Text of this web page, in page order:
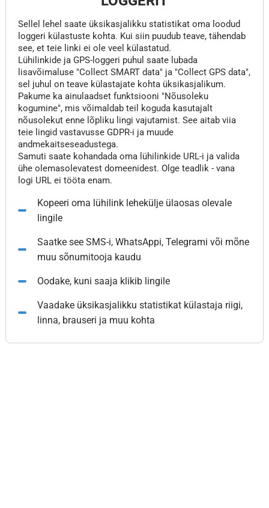
Sellel lehel saate üksikasjalikku statistikat oma loodud
loggeri külastuste kohta. Kui siin puudub teave, tähendab
see, et teie linki ei ole veel külastatud.
Lühilinkide ja GPS-loggeri puhul saate lubada
lisavõimaluse "Collect SMART data" ja "Collect GPS data",
sel juhul on teave külastajate kohta üksikasjalikum.
Pakume ka ainulaadset funktsiooni "Nõusoleku
kogumine", mis võimaldab teil koguda kasutajalt
nõusolekut enne lõpliku lingi vajutamist. See aitab viia
teie lingid vastavusse GDPR-i ja muude
andmekaitseseadustega.
Samuti saate kohandada oma lühilinkide URL-i ja valida
ühe olemasolevatest domeenidest. Olge teadlik - vana
logi URL ei tööta enam.
Kopeeri oma lühilink lehekülje ülaosas olevale
lingile
Saatke see SMS-i, WhatsAppi, Telegrami või mõne
muu sõnumitooja kaudu
Oodake, kuni saaja klikib lingile
Vaadake üksikasjalikku statistikat külastaja riigi,
linna, brauseri ja muu kohta